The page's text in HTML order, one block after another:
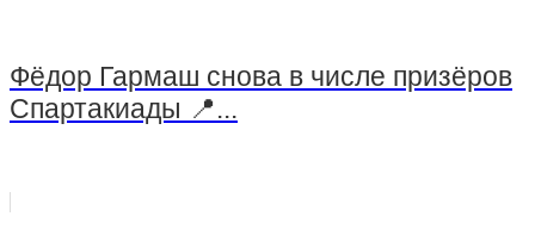
Фёдор Гармаш снова в числе призёров
Спартакиады 📍...